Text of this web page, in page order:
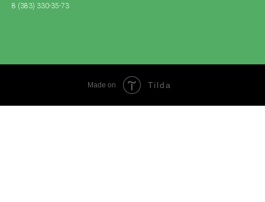
8 (383) 330-35-73
Made on Tilda